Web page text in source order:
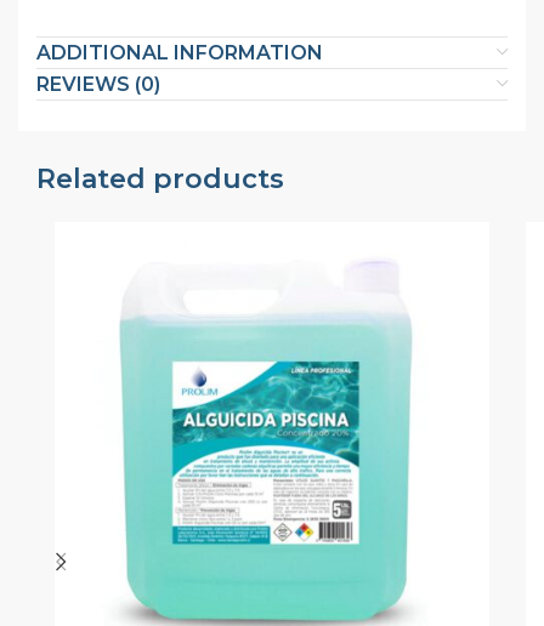
ADDITIONAL INFORMATION
REVIEWS (0)
Related products